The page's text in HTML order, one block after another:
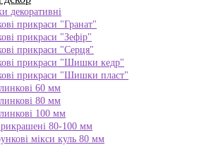
декоративні
прикраси "Гранат"
прикраси "Зефір"
прикраси "Серця"
прикраси "Шишки кедр"
прикраси "Шишки пласт"
60 мм
80 мм
100 мм
80-100 мм
мікси куль 80 мм